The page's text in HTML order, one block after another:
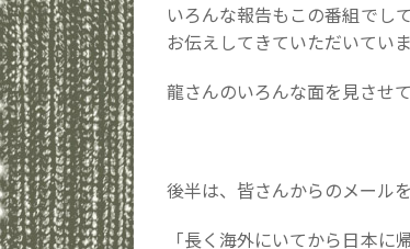
いろんな報告もこの番組でし
お伝えしてきていただいてい
龍さんのいろんな面を見させ
後半は、皆さんからのメール
「長く海外にいてから日本